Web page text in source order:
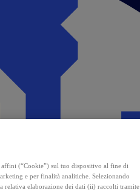
(“Cookie”) sul tuo dispositivo al fine di
e per finalità analitiche. Selezionando
relativa elaborazione dei dati (ii) raccolti tramite